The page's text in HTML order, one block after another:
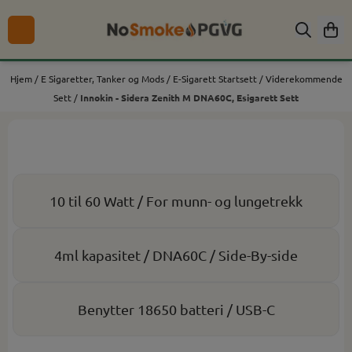
Hopp til innhold
Hjem / E Sigaretter, Tanker og Mods / E-Sigarett Startsett /Viderekommende
Sett / Innokin - Sidera Zenith M DNA60C, Esigarett Sett
10 til 60 Watt / For munn- og lungetrekk
4ml kapasitet / DNA60C / Side-By-side
Benytter 18650 batteri / USB-C